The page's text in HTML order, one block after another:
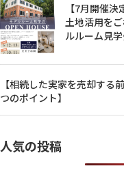
【7月開催
土地活用を
ルルーム見
【相続した実家を売却する
つのポイント】
人気の投稿